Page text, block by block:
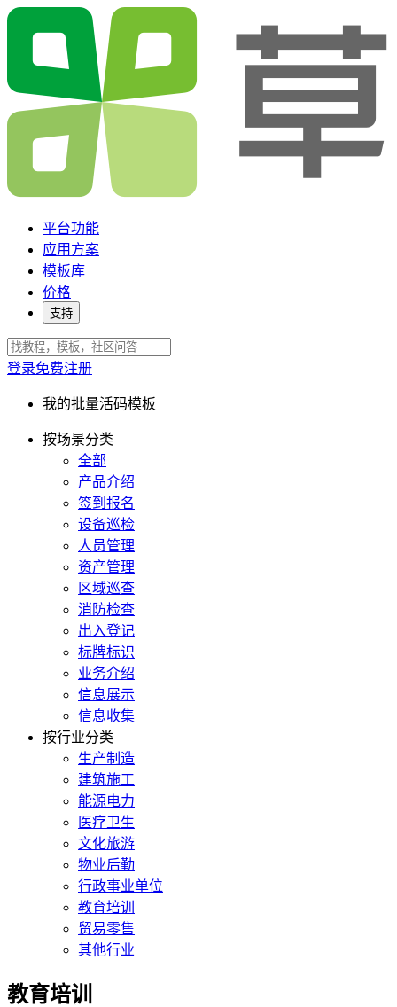
平台功能
应用方案
模板库
价格
支持
登录免费注册
我的批量活码模板
按场景分类
全部
产品介绍
签到报名
设备巡检
人员管理
资产管理
区域巡查
消防检查
出入登记
标牌标识
业务介绍
信息展示
信息收集
按行业分类
生产制造
建筑施工
能源电力
医疗卫生
文化旅游
物业后勤
行政事业单位
教育培训
贸易零售
其他行业
教育培训